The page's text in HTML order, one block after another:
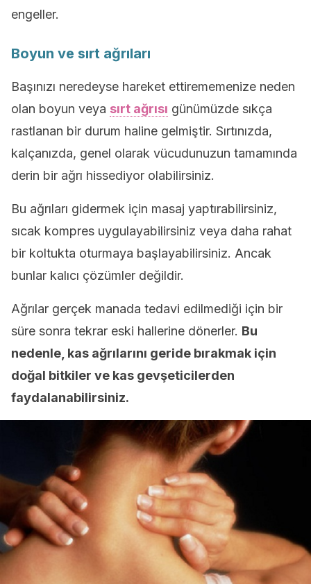
engeller.
Boyun ve sırt ağrıları
Başınızı neredeyse hareket ettirememenize neden
olan boyun veya sırt ağrısı günümüzde sıkça
rastlanan bir durum haline gelmiştir. Sırtınızda,
kalçanızda, genel olarak vücudunuzun tamamında
derin bir ağrı hissediyor olabilirsiniz.
Bu ağrıları gidermek için masaj yaptırabilirsiniz,
sıcak kompres uygulayabilirsiniz veya daha rahat
bir koltukta oturmaya başlayabilirsiniz. Ancak
bunlar kalıcı çözümler değildir.
Ağrılar gerçek manada tedavi edilmediği için bir
süre sonra tekrar eski hallerine dönerler. Bu
nedenle, kas ağrılarını geride bırakmak için
doğal bitkiler ve kas gevşeticilerden
faydalanabilirsiniz.